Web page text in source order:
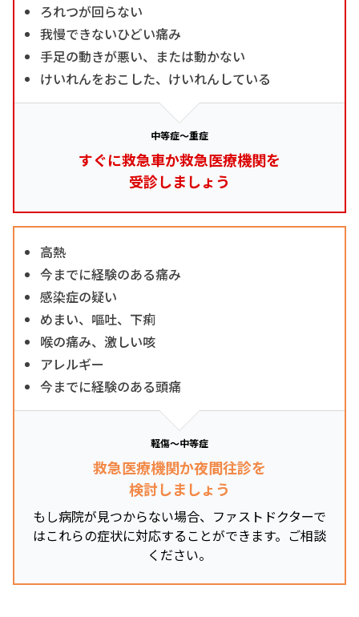
ろれつが回らない
我慢できないひどい痛み
手足の動きが悪い、または動かない
けいれんをおこした、けいれんしている
中等症～重症
すぐに救急車か救急医療機関を
受診しましょう
高熱
今までに経験のある痛み
感染症の疑い
めまい、嘔吐、下痢
喉の痛み、激しい咳
アレルギー
今までに経験のある頭痛
軽傷～中等症
救急医療機関か夜間往診を
検討しましょう
もし病院が見つからない場合、ファストドクターで
はこれらの症状に対応することができます。ご相談
ください。